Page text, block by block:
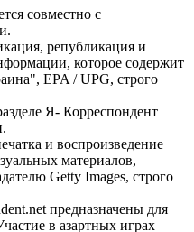
совместно с
републикация и
которое содержит
EPA / UPG, строго
Я- Корреспондент
и воспроизведение
материалов,
Getty Images, строго
предназначены для
в азартных играх